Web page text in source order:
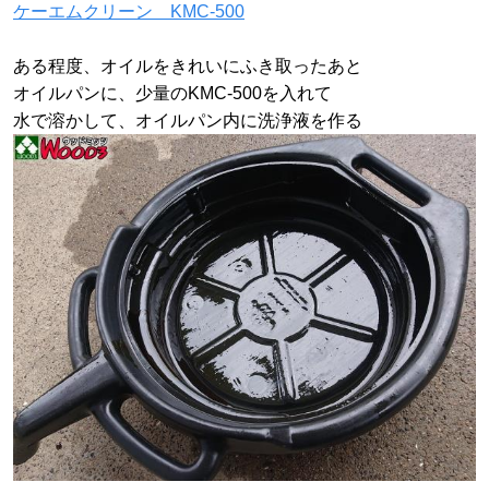
ケーエムクリーン KMC-500
ある程度、オイルをきれいにふき取ったあと
オイルパンに、少量のKMC-500を入れて
水で溶かして、オイルパン内に洗浄液を作る